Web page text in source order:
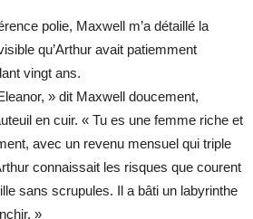
polie, Maxwell m’a détaillé la
qu’Arthur avait patiemment
vingt ans.
» dit Maxwell doucement,
en cuir. « Tu es une femme riche et
avec un revenu mensuel qui triple
connaissait les risques que courent
sans scrupules. Il a bâti un labyrinthe
»